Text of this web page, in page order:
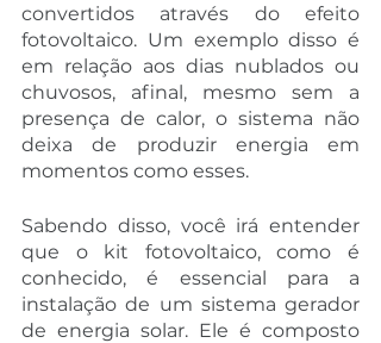
convertidos através do efeito
fotovoltaico. Um exemplo disso é
em relação aos dias nublados ou
chuvosos, afinal, mesmo sem a
presença de calor, o sistema não
deixa de produzir energia em
momentos como esses.
Sabendo disso, você irá entender
que o kit fotovoltaico, como é
conhecido, é essencial para a
instalação de um sistema gerador
de energia solar. Ele é composto